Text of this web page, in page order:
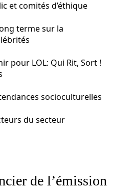
et comités d’éthique
terme sur la
pour LOL: Qui Rit, Sort !
socioculturelles
du secteur
de l’émission